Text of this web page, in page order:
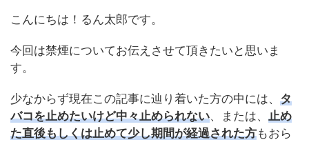
こんにちは！るん太郎です。
今回は禁煙についてお伝えさせて頂きたいと思いま
す。
少なからず現在この記事に辿り着いた方の中には、 タ
バコを止めたいけど中々止められない、または、 止め
た直後もしくは止めて少し期間が経過された方もおら